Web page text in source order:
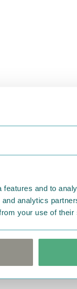
and to
analytics
your use of